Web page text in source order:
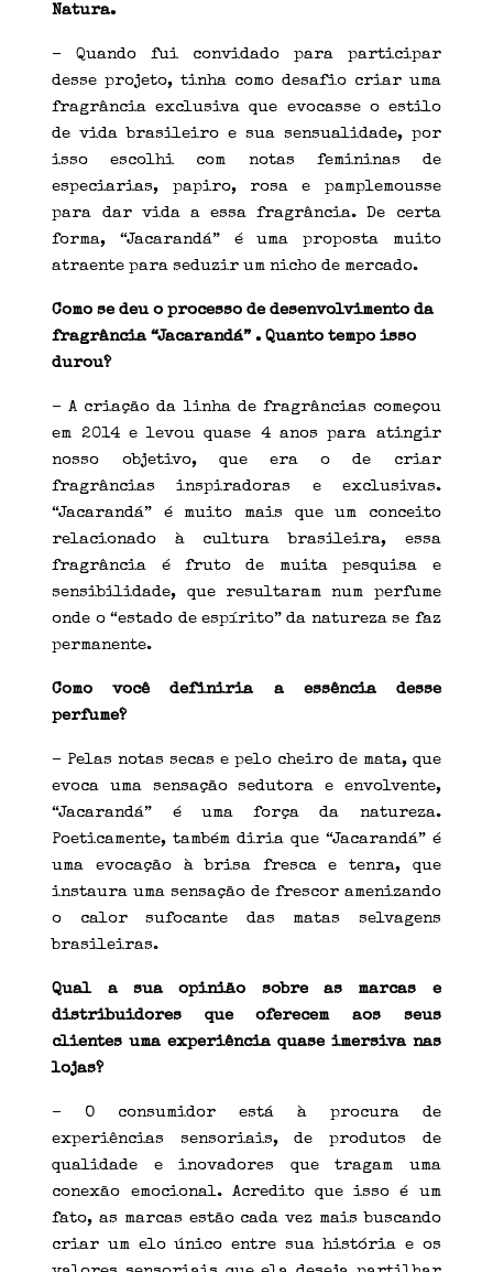
Natura.
– Quando fui convidado para participar
desse projeto, tinha como desafio criar uma
fragrância exclusiva que evocasse o estilo
de vida brasileiro e sua sensualidade, por
isso escolhi com notas femininas de
especiarias, papiro, rosa e pamplemousse
para dar vida a essa fragrância. De certa
forma, “Jacarandá” é uma proposta muito
atraente para seduzir um nicho de mercado.
Como se deu o processo de desenvolvimento da
fragrância “Jacarandá” . Quanto tempo isso
durou?
– A criação da linha de fragrâncias começou
em 2014 e levou quase 4 anos para atingir
nosso objetivo, que era o de criar
fragrâncias inspiradoras e exclusivas.
“Jacarandá” é muito mais que um conceito
relacionado à cultura brasileira, essa
fragrância é fruto de muita pesquisa e
sensibilidade, que resultaram num perfume
onde o “estado de espírito” da natureza se faz
permanente.
Como você definiria a essência desse
perfume?
– Pelas notas secas e pelo cheiro de mata, que
evoca uma sensação sedutora e envolvente,
“Jacarandá” é uma força da natureza.
Poeticamente, também diria que “Jacarandá” é
uma evocação à brisa fresca e tenra, que
instaura uma sensação de frescor amenizando
o calor sufocante das matas selvagens
brasileiras.
Qual a sua opinião sobre as marcas e
distribuidores que oferecem aos seus
clientes uma experiência quase imersiva nas
lojas?
– O consumidor está à procura de
experiências sensoriais, de produtos de
qualidade e inovadores que tragam uma
conexão emocional. Acredito que isso é um
fato, as marcas estão cada vez mais buscando
criar um elo único entre sua história e os